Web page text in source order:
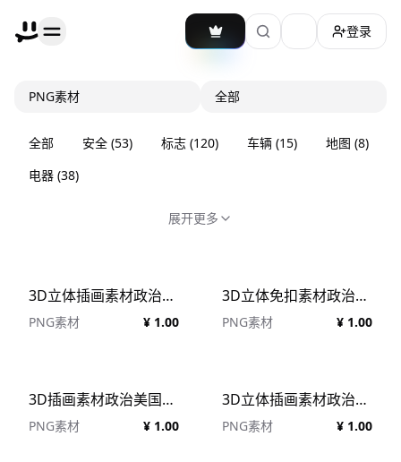
加载主题切换
登录
PNG素材 全部
全部 安全 (53) 标志 (120) 车辆 (15) 地图 (8)
电器 (38)
展开更多
3D立体插画素材政治公证人模型
PNG素材 ¥ 1.00
3D立体免扣素材政治法律和正义模型
PNG素材 ¥ 1.00
3D插画素材政治美国独立日
PNG素材 ¥ 1.00
3D立体插画素材政治政治战术模型
PNG素材 ¥ 1.00